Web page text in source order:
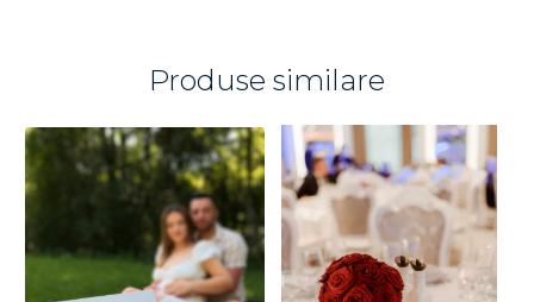
Produse similare